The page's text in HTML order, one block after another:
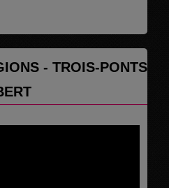
- TROIS-PONTS